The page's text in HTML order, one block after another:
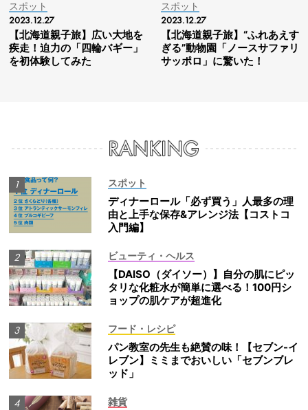
スポット
2023.12.27
【北海道親子旅】広い大地を
疾走！迫力の「四輪バギー」
を初体験してみた
スポット
2023.12.27
【北海道親子旅】“ふれあえす
ぎる”動物園「ノースサファリ
サッポロ」に驚いた！
スポット
ディナーロール「必ず買う」人最多の理
由と上手な保存&アレンジ法【コストコ
入門編】
ビューティ・ヘルス
【DAISO（ダイソー）】自分の肌にピッ
タリな化粧水が簡単に選べる！100円シ
ョップの肌ケアが超進化
フード・レシピ
パン教室の先生も絶賛の味！【セブン-イ
レブン】ミミまでおいしい「セブンブレ
ッド」
雑貨